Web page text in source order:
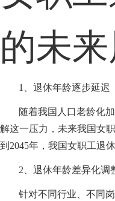
的未
1、退休年龄逐步延迟
随着我国人口老龄化
解这一压力，未来我国女
到2045年，我国女职工退
2、退休年龄差异化调
针对不同行业、不同